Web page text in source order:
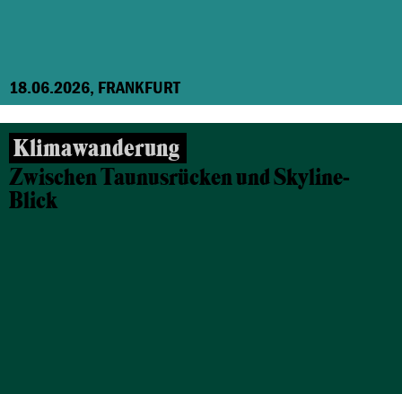
18.06.2026, FRANKFURT
Klimawanderung
Zwischen Taunusrücken und Skyline-
Blick